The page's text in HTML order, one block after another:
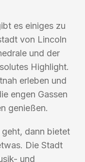
es einiges zu
von Lincoln
und der
Highlight.
erleben und
engen Gassen
genießen.
dann bietet
Die Stadt
und